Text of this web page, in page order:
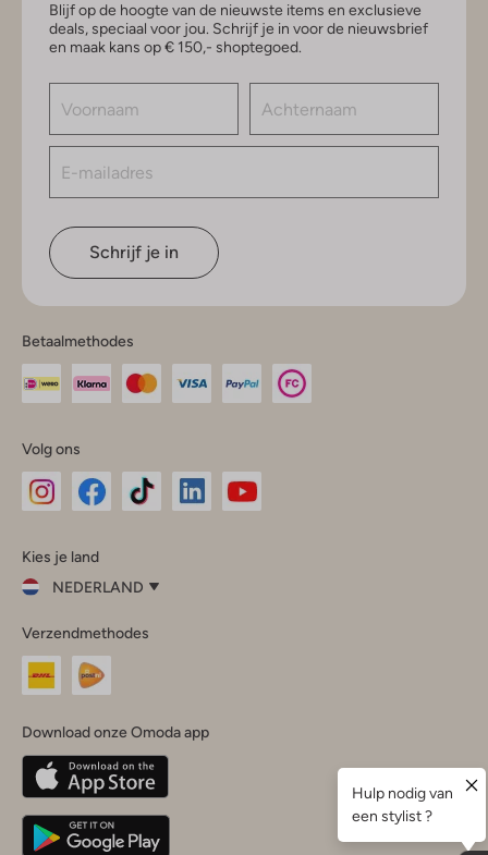
Blijf op de hoogte van de nieuwste items en exclusieve
deals, speciaal voor jou. Schrijf je in voor de nieuwsbrief
en maak kans op € 150,- shoptegoed.
Schrijf je in
Betaalmethodes
Volg ons
InstagramFacebook
Kies je land
NEDERLAND
je
land
Nederland
Belgique(Français)
Deutschland
Verzendmethodes
Download onze Omoda app